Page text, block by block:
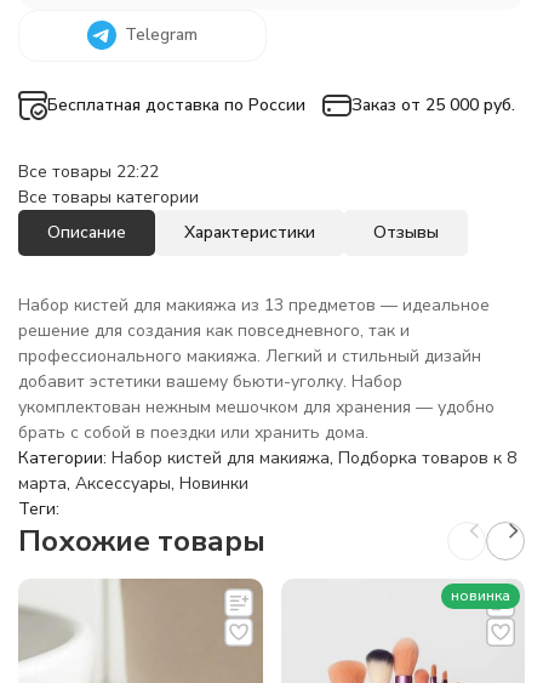
Telegram
Бесплатная доставка по России Заказ от 25 000 руб.
Все товары 22:22
Все товары категории
Описание
Характеристики Отзывы
Набор кистей для макияжа из 13 предметов — идеальное
решение для создания как повседневного, так и
профессионального макияжа. Легкий и стильный дизайн
добавит эстетики вашему бьюти-уголку. Набор
укомплектован нежным мешочком для хранения — удобно
брать с собой в поездки или хранить дома.
Категории: Набор кистей для макияжа, Подборка товаров к 8
марта, Аксессуары, Новинки
Теги:
Похожие товары
новинка